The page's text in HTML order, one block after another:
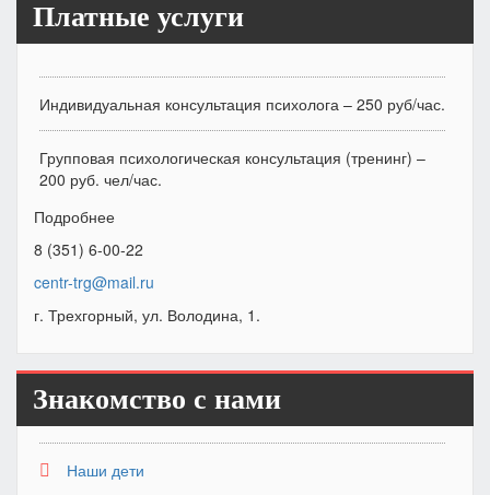
Платные услуги
Индивидуальная консультация психолога – 250 руб/час.
Групповая психологическая консультация (тренинг) –
200 руб. чел/час.
Подробнее
8 (351) 6-00-22
centr-trg@mail.ru
г. Трехгорный, ул. Володина, 1.
Знакомство с нами
Наши дети